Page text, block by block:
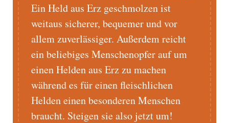
Ein Held aus Erz geschmolzen ist
weitaus sicherer, bequemer und vor
allem zuverlässiger. Außerdem reicht
ein beliebiges Menschenopfer auf um
einen Helden aus Erz zu machen
während es für einen fleischlichen
Helden einen besonderen Menschen
braucht. Steigen sie also jetzt um!